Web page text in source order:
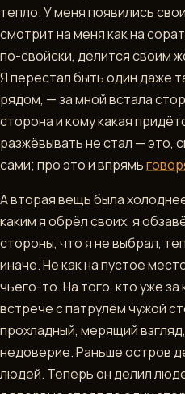
тепло. У меня появились
смотрит на меня как на
по-свойски, делится своим
Я перестал быть один даже
рядом, — за мной встала
сторона и кому какая
разжёвывать не стал — это,
сами; про это и впрямь
А вторая вещь была
каким я обрёл своих, я
стороны, что я не выбрал,
иначе. Не как на пустое
чьего-то. На того, кто уже
встрече с патрулём чужой
прохладный, мерящий
недоверие. Раньше остров
людей. Теперь он делил